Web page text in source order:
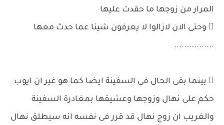
المرار من زوجها ما حقدت عليها
 وحتى الان لازالوا لا يعرفون شيئا عما حدث معها
................
 بينما بقى الحال فى السفينة ايضا كما هو غير ان ايوب
حكم على نهال وزوجها وعشيقها بمغادرة السفينة
والغريب ان زوج نهال قد قرر فى نفسه انه سيطلق نهال